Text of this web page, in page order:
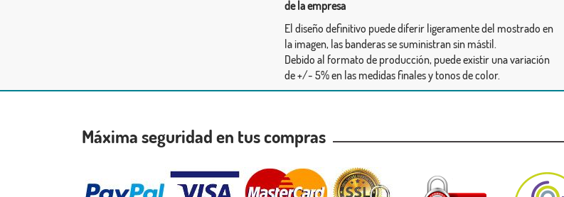
de la empresa
El diseño definitivo puede diferir ligeramente del mostrado en
la imagen, las banderas se suministran sin mástil.
Debido al formato de producción, puede existir una variación
de +/- 5% en las medidas finales y tonos de color.
Máxima seguridad en tus compras